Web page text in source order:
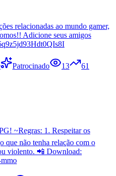
relacionadas ao mundo gamer,
Adicione seus amigos
Patrocinado 13 61
~Regras: 1. Respeitar os
que não tenha relação com o
violento. 📲 Download: